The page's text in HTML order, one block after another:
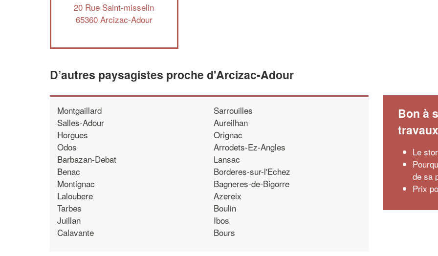
20 Rue Saint-misselin
65360 Arcizac-Adour
D’autres paysagistes proche d'Arcizac-Adour
Montgaillard
Salles-Adour
Horgues
Odos
Barbazan-Debat
Benac
Montignac
Laloubere
Tarbes
Juillan
Calavante
Sarrouilles
Aureilhan
Orignac
Arrodets-Ez-Angles
Lansac
Borderes-sur-l'Echez
Bagneres-de-Bigorre
Azereix
Boulin
Ibos
Bours
Bon à
travaux
Le
de sa
Prix